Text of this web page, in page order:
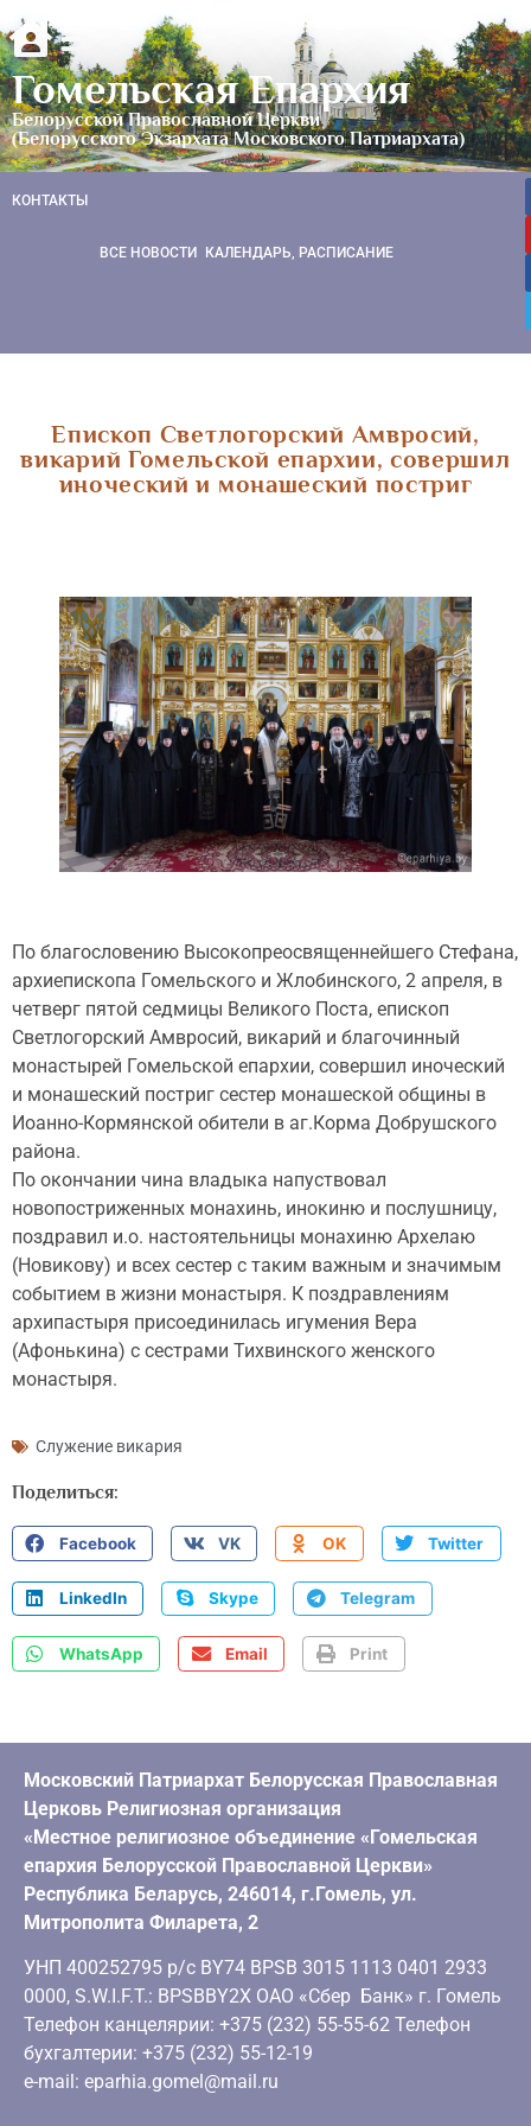
Гомельская Епархия
Белорусской Православной Церкви
(Белорусского Экзархата Московского Патриархата)
КОНТАКТЫ
ВСЕ НОВОСТИ КАЛЕНДАРЬ, РАСПИСАНИЕ
Епископ Светлогорский Амвросий,
викарий Гомельской епархии, совершил
иноческий и монашеский постриг
По благословению Высокопреосвященнейшего Стефана,
архиепископа Гомельского и Жлобинского, 2 апреля, в
четверг пятой седмицы Великого Поста, епископ
Светлогорский Амвросий, викарий и благочинный
монастырей Гомельской епархии, совершил иноческий
и монашеский постриг сестер монашеской общины в
Иоанно-Кормянской обители в аг.Корма Добрушского
района.
По окончании чина владыка напуствовал
новопостриженных монахинь, инокиню и послушницу,
поздравил и.о. настоятельницы монахиню Архелаю
(Новикову) и всех сестер с таким важным и значимым
событием в жизни монастыря. К поздравлениям
архипастыря присоединилась игумения Вера
(Афонькина) с сестрами Тихвинского женского
монастыря.
Служение викария
Поделиться:
Facebook VK OK Twitter
LinkedIn Skype Telegram
WhatsApp Email Print
Московский Патриархат Белорусская Православная
Церковь Религиозная организация
«Местное религиозное объединение «Гомельская
епархия Белорусской Православной Церкви»
Республика Беларусь, 246014, г.Гомель, ул.
Митрополита Филарета, 2
УНП 400252795 р/с BY74 BPSB 3015 1113 0401 2933
0000, S.W.I.F.T.: BPSBBY2X ОАО «Сбер Банк» г. Гомель
Телефон канцелярии: +375 (232) 55-55-62 Телефон
бухгалтерии: +375 (232) 55-12-19
e-mail: eparhia.gomel@mail.ru